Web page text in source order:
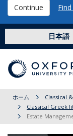
Continue
日本語
ホーム
Classical
Classical Greek
Estate